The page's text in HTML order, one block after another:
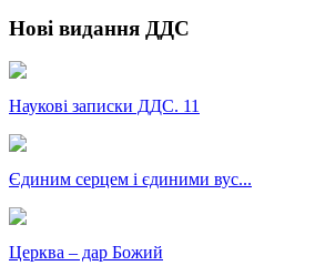
Нові видання ДДС
Наукові записки ДДС. 11
Єдиним серцем і єдиними вус...
Церква – дар Божий